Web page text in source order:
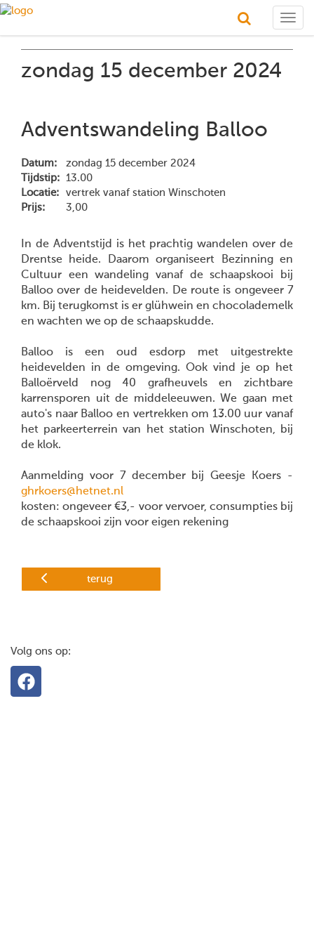
zondag 15 december 2024
Adventswandeling Balloo
Datum:
zondag 15 december 2024
Tijdstip: 13.00
Locatie:
vertrek vanaf station Winschoten
Prijs:
3,00
In de Adventstijd is het prachtig wandelen over de
Drentse heide. Daarom organiseert Bezinning en
Cultuur een wandeling vanaf de schaapskooi bij
Balloo over de heidevelden. De route is ongeveer 7
km. Bij terugkomst is er glühwein en chocolademelk
en wachten we op de schaapskudde.
Balloo is een oud esdorp met uitgestrekte
heidevelden in de omgeving. Ook vind je op het
Balloërveld nog 40 grafheuvels en zichtbare
karrensporen uit de middeleeuwen. We gaan met
auto's naar Balloo en vertrekken om 13.00 uur vanaf
het parkeerterrein van het station Winschoten, bij
de klok.
Aanmelding voor 7 december bij Geesje Koers -
ghrkoers@hetnet.nl
kosten: ongeveer €3,- voor vervoer, consumpties bij
de schaapskooi zijn voor eigen rekening
terug
Volg ons op: